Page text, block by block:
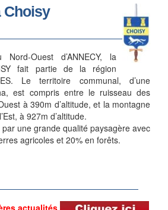
Choisy
Ouest d’ANNECY, la
fait partie de la région
Le territoire communal, d’une
est compris entre le ruisseau des
à 390m d’altitude, et la montagne
à 927m d’altitude.
une grande qualité paysagère avec
agricoles et 20% en forêts.